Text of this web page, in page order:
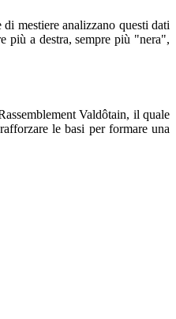
mestiere analizzano questi dati
più a destra, sempre più "nera",
Valdôtain, il quale
le basi per formare una